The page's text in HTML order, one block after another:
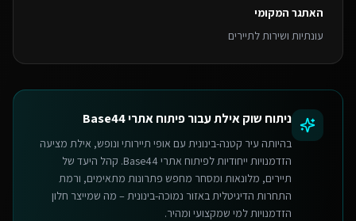
האתגר המקומי
עונתיות ושירות לתיירים
ניתוח שוקאילתעבורפיתוח אתרי Base44
בהיותה עיר קטנה-בינונית עם אופי תיירותי ונופש, אילת מציעה
הזדמנויות ייחודיות לפיתוח אתרי Base44. קהל היעד של
תיירים, מלונאות ומסחר מחפש פתרונות מתאימים, ורמת
התחרות הדיגיטלית באזור נמוכה-בינונית – מה שמייצר חלון
הזדמנויות למי שמקצועי ומהיר.